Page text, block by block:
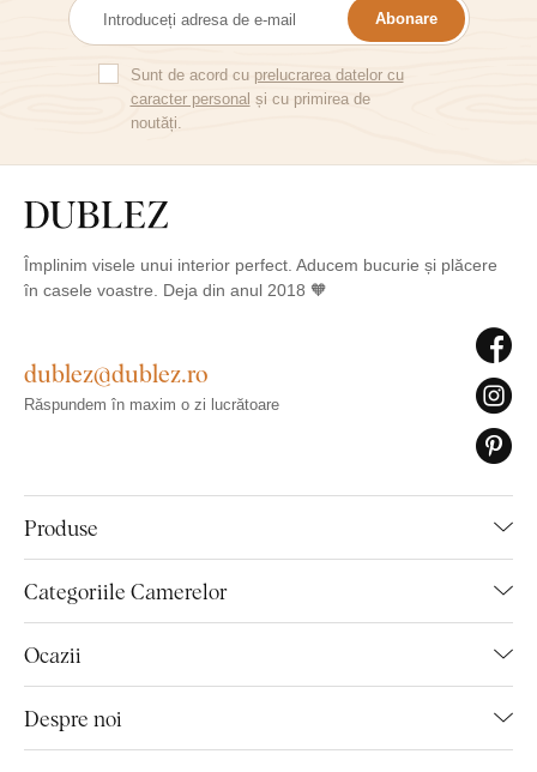
Abonare
Sunt de acord cu prelucrarea datelor cu
caracter personal și cu primirea de
noutăți.
Împlinim visele unui interior perfect. Aducem bucurie și plăcere
în casele voastre. Deja din anul 2018 🧡
Produse
Categoriile Camerelor
Ocazii
Despre noi
dublez@dublez.ro
Răspundem în maxim o zi lucrătoare